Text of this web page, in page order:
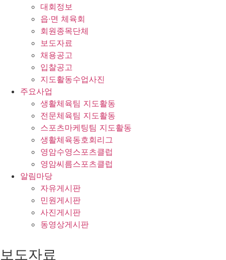
대회정보
읍·면 체육회
회원종목단체
보도자료
채용공고
입찰공고
지도활동수업사진
주요사업
생활체육팀 지도활동
전문체육팀 지도활동
스포츠마케팅팀 지도활동
생활체육동호회리그
영암수영스포츠클럽
영암씨름스포츠클럽
알림마당
자유게시판
민원게시판
사진게시판
동영상게시판
보도자료